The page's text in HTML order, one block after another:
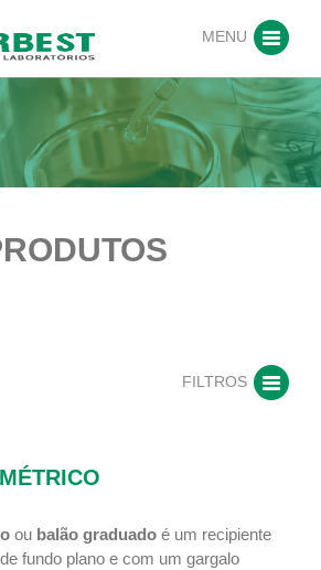
MENU
FILTROS
ou balão graduado é um recipiente
fundo plano e com um gargalo